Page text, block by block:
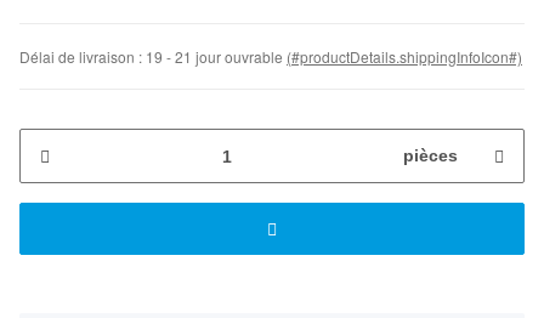
Délai de livraison : 19 - 21 jour ouvrable (#productDetails.shippingInfoIcon#)
pièces